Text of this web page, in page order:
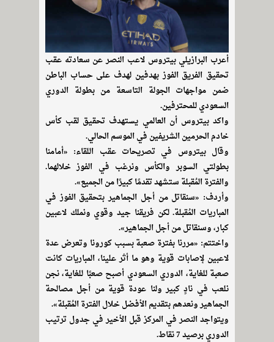
أعرب البرازيلي بيتروس لاعب النصر عن سعادته عقب
تحقيق الفريق الفوز بهدفين لهدف على حساب الباطن
ضمن مواجهات الجولة التاسعة من بطولة الدوري
السعودي للمحترفين.
واكد بيتروس أن العالمي يستهدف تحقيق لقب كأس
خادم الحرمين الشريفين في الموسم الحالي.
وقال بيتروس في تصريحات عقب اللقاء: «أمامنا
بطولتي السوبر والكأس ونرغب في الفوز خلالهما.
والفترة المُقبلة ستشهد تقدمًا كبيرًا من الجميع».
وأردف: «سنقاتل من أجل الجماهير بتحقيق الفوز في
المباريات المُقبلة. لكن فريقنا جيد وقوي ونملك لاعبين
كبار، وسنقاتل من أجل الجماهير».
واختتم: «مررنا بفترة صعبة بسبب كورونا وتعرض عدة
لاعبين لإصابات قوية وهو ما أثر علينا، المباريات كانت
صعبة للغاية، الدوري السعودي أصبح صعبًا للغاية، نجن
نلعب في نادٍ كبير ولنا عودة قوية من أجل مصالحة
الجماهير ونعدهم بتقديم الأفضل خلال الفترة المُقبلة».
ويتواجد النصر في المركز قبل الأخير في جدول ترتيب
الدوري برصيد 7 نقاط.